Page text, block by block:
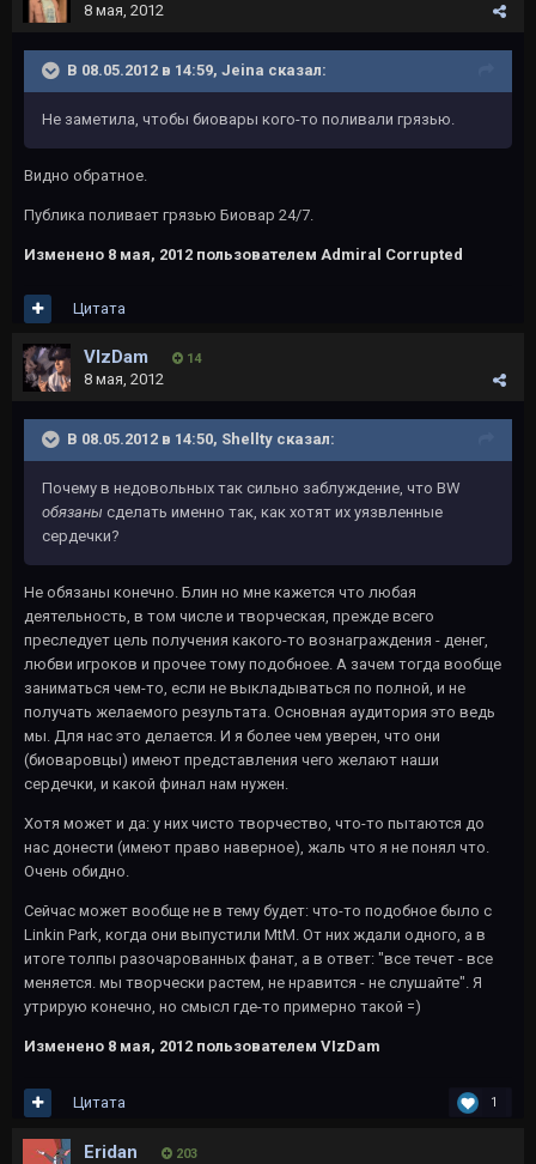
8 мая, 2012
В 08.05.2012 в 14:59, Jeina сказал:
Не заметила, чтобы биовары кого-то поливали грязью.
Видно обратное.
Публика поливает грязью Биовар 24/7.
Изменено 8 мая, 2012 пользователем Admiral Corrupted
Цитата
VIzDam 14
8 мая, 2012
В 08.05.2012 в 14:50, Shellty сказал:
Почему в недовольных так сильно заблуждение, что BW
обязаны сделать именно так, как хотят их уязвленные
сердечки?
Не обязаны конечно. Блин но мне кажется что любая
деятельность, в том числе и творческая, прежде всего
преследует цель получения какого-то вознаграждения - денег,
любви игроков и прочее тому подобноее. А зачем тогда вообще
заниматься чем-то, если не выкладываться по полной, и не
получать желаемого результата. Основная аудитория это ведь
мы. Для нас это делается. И я более чем уверен, что они
(биоваровцы) имеют представления чего желают наши
сердечки, и какой финал нам нужен.
Хотя может и да: у них чисто творчество, что-то пытаются до
нас донести (имеют право наверное), жаль что я не понял что.
Очень обидно.
Сейчас может вообще не в тему будет: что-то подобное было с
Linkin Park, когда они выпустили MtM. От них ждали одного, а в
итоге толпы разочарованных фанат, а в ответ: "все течет - все
меняется. мы творчески растем, не нравится - не слушайте". Я
утрирую конечно, но смысл где-то примерно такой =)
Изменено 8 мая, 2012 пользователем VIzDam
1
Цитата
Eridan 203